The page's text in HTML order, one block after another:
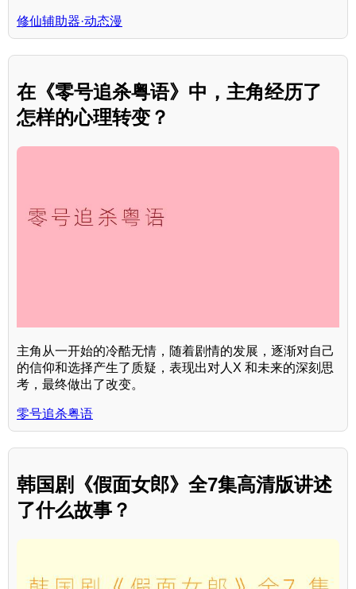
修仙辅助器·动态漫
在《零号追杀粤语》中，主角经历了
怎样的心理转变？
主角从一开始的冷酷无情，随着剧情的发展，逐渐对自己
的信仰和选择产生了质疑，表现出对人X 和未来的深刻思
考，最终做出了改变。
零号追杀粤语
韩国剧《假面女郎》全7集高清版讲述
了什么故事？